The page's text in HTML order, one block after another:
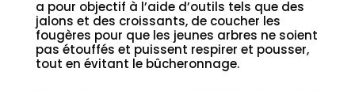
a pour objectif à l’aide d’outils tels que des
jalons et des croissants, de coucher les
fougères pour que les jeunes arbres ne soient
pas étouffés et puissent respirer et pousser,
tout en évitant le bûcheronnage.